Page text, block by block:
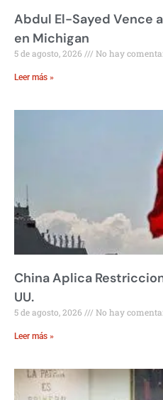
Abdul El-Sayed Vence
en Michigan
5 de agosto, 2026 No hay
Leer más »
China Aplica
UU.
5 de agosto, 2026 No hay
Leer más »